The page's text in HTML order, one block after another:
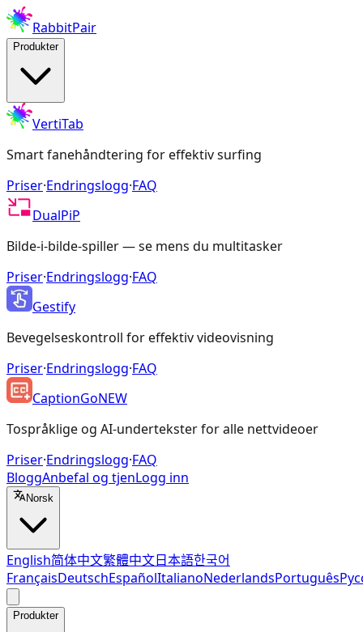
RabbitPair
Produkter
VertiTab
Smart fanehåndtering for effektiv surfing
Priser·Endringslogg·FAQ
DualPiP
Bilde-i-bilde-spiller — se mens du multitasker
Priser·Endringslogg·FAQ
Gestify
Bevegelseskontroll for effektiv videovisning
Priser·Endringslogg·FAQ
CaptionGoNEW
Tospråklige og AI-undertekster for alle nettvideoer
Priser·Endringslogg·FAQ
BloggAnbefal og tjenLogg inn
Norsk
English简体中文繁體中文日本語한국어
FrançaisDeutschEspañolItalianoNederlandsPortuguês
Produkter